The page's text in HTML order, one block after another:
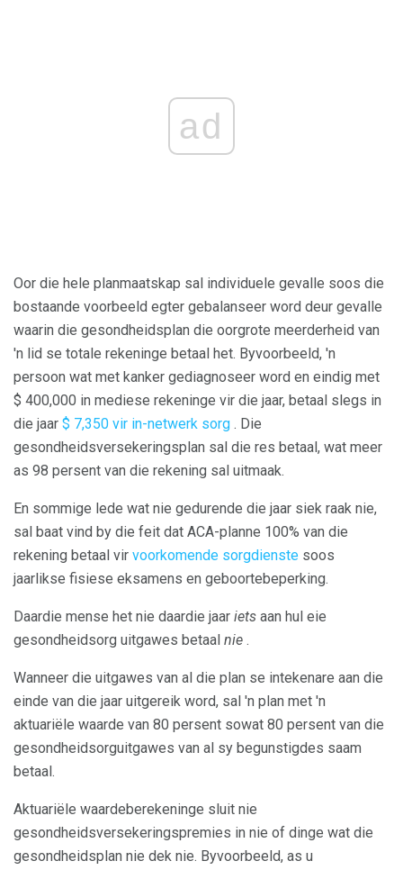
ad
Oor die hele planmaatskap sal individuele gevalle soos die
bostaande voorbeeld egter gebalanseer word deur gevalle
waarin die gesondheidsplan die oorgrote meerderheid van
'n lid se totale rekeninge betaal het. Byvoorbeeld, 'n
persoon wat met kanker gediagnoseer word en eindig met
$ 400,000 in mediese rekeninge vir die jaar, betaal slegs in
die jaar $ 7,350 vir in-netwerk sorg . Die
gesondheidsversekeringsplan sal die res betaal, wat meer
as 98 persent van die rekening sal uitmaak.
En sommige lede wat nie gedurende die jaar siek raak nie,
sal baat vind by die feit dat ACA-planne 100% van die
rekening betaal vir voorkomende sorgdienste soos
jaarlikse fisiese eksamens en geboortebeperking.
Daardie mense het nie daardie jaar iets aan hul eie
gesondheidsorg uitgawes betaal nie .
Wanneer die uitgawes van al die plan se intekenare aan die
einde van die jaar uitgereik word, sal 'n plan met 'n
aktuariële waarde van 80 persent sowat 80 persent van die
gesondheidsorguitgawes van al sy begunstigdes saam
betaal.
Aktuariële waardeberekeninge sluit nie
gesondheidsversekeringspremies in nie of dinge wat die
gesondheidsplan nie dek nie. Byvoorbeeld, as u